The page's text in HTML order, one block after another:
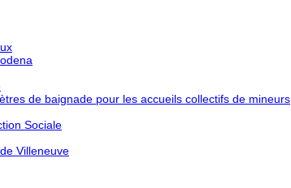
de baignade pour les accueils collectifs de mineurs
Sociale
Villeneuve